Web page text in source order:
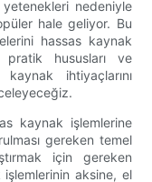
nedeniyle
hale geliyor. Bu
hassas kaynak
hususları ve
ihtiyaçlarını
kaynak işlemlerine
gereken temel
için gereken
aksine, el